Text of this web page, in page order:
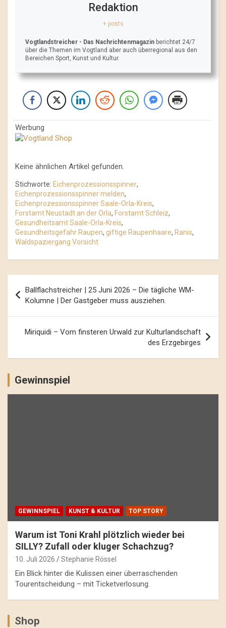
Redaktion
+ posts
Vogtlandstreicher - Das Nachrichtenmagazin berichtet 24/7
über die Themen im Vogtland aber auch überregional aus den
Bereichen Sport, Kunst und Kultur.
Werbung
Keine ähnlichen Artikel gefunden.
Stichworte: Eichenprozessionsspinner,
Eichenprozessionsspinner melden,
Eichenprozessionsspinner Saale-Orla-Kreis,
Forstamt Neustadt an der Orla, Forstamt Schleiz,
Gesundheitsamt Saale-Orla-Kreis,
Gesundheitsgefahr Raupen, giftige Raupenhaare, Ranis,
Waldspaziergang Vorsicht
Navigation
Ballflachstreicher | 25 Juni 2026 – Die tägliche WM-
Kolumne | Der Gastgeber muss ausziehen.
Miriquidi – Vom finsteren Urwald zur Kulturlandschaft
des Erzgebirges
Gewinnspiel
GEWINNSPIEL KUNST & KULTUR TOP STORY
Warum ist Toni Krahl plötzlich wieder bei
SILLY? Zufall oder kluger Schachzug?
10. Juli 2026 Stephanie Rössel
Ein Blick hinter die Kulissen einer überraschenden
Tourentscheidung – mit Ticketverlosung.
Shop